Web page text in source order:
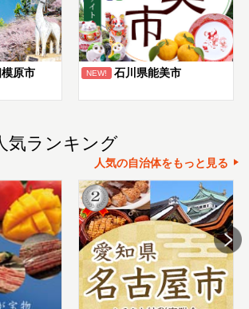
原市 NEW! 石川県能美市
気ランキング
人気の自治体をもっと見る